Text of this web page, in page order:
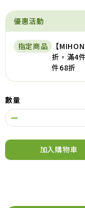
優惠活動
指定商品
【
折，滿4
件68折
數量
加入購物車